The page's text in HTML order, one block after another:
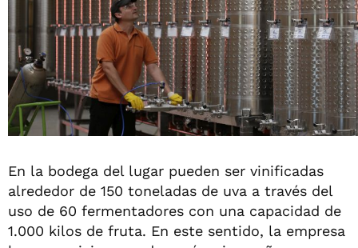
En la bodega del lugar pueden ser vinificadas
alrededor de 150 toneladas de uva a través del
uso de 60 fermentadores con una capacidad de
1.000 kilos de fruta. En este sentido, la empresa